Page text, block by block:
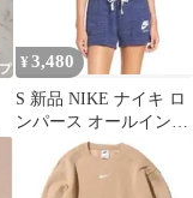
¥ 3,480
S 新品 NIKE ナイキ ロ
ンパース オールインワ
ン サロペット つなぎ